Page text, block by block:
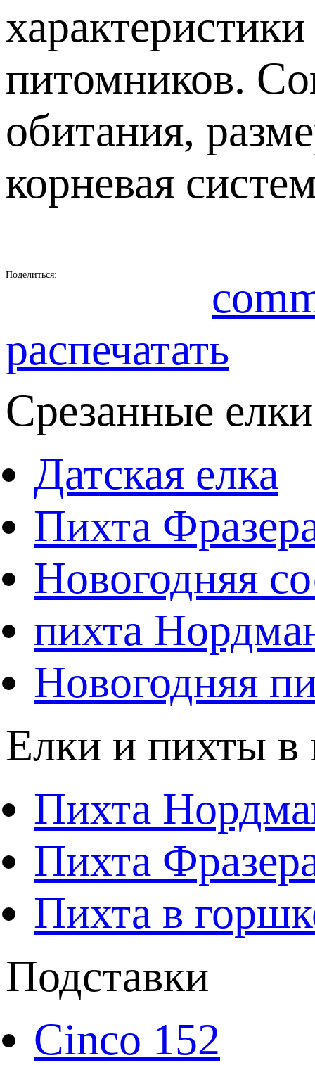
питомников.
обитания,
корневая
Поделиться:
распечатать
Срезанные
Датская елка
Пихта
Новогодняя
пихта
Новогодняя
Елки и пихты в
Пихта
Пихта
Пихта в
Подставки
Cinco 152